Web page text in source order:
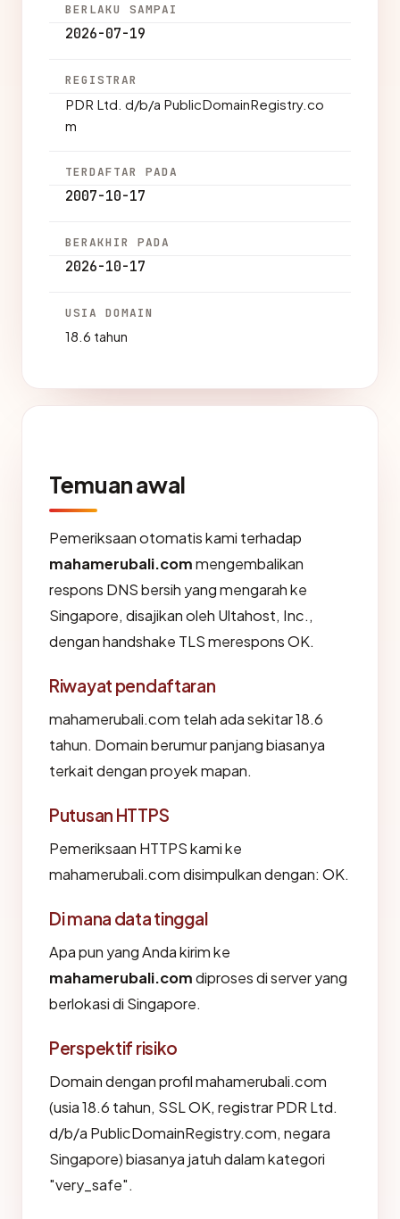
BERLAKU SAMPAI
2026-07-19
REGISTRAR
PDR Ltd. d/b/a PublicDomainRegistry.co
m
TERDAFTAR PADA
2007-10-17
BERAKHIR PADA
2026-10-17
USIA DOMAIN
18.6 tahun
Temuan awal
Pemeriksaan otomatis kami terhadap
mahamerubali.commengembalikan
respons DNS bersih yang mengarah ke
Singapore, disajikan oleh Ultahost, Inc.,
dengan handshake TLS merespons OK.
Riwayat pendaftaran
mahamerubali.com telah ada sekitar 18.6
tahun. Domain berumur panjang biasanya
terkait dengan proyek mapan.
Putusan HTTPS
Pemeriksaan HTTPS kami ke
mahamerubali.com disimpulkan dengan: OK.
Di mana data tinggal
Apa pun yang Anda kirim ke
mahamerubali.comdiproses di server yang
berlokasi di Singapore.
Perspektif risiko
Domain dengan profil mahamerubali.com
(usia 18.6 tahun, SSL OK, registrar PDR Ltd.
d/b/a PublicDomainRegistry.com, negara
Singapore) biasanya jatuh dalam kategori
"very_safe".